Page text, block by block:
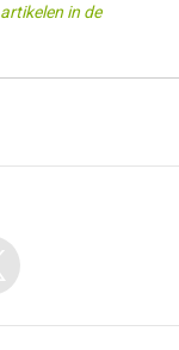
artikelen in de